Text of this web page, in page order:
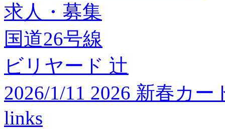
求人・募集
国道26号線
ビリヤード 辻
2026/1/11 2026 新春カ
links